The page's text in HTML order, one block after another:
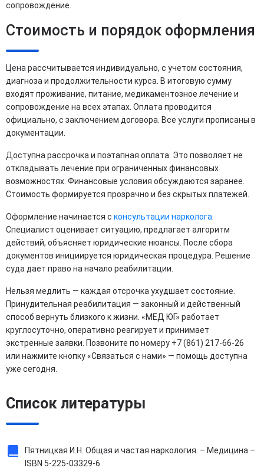
сопровождение.
Стоимость и порядок оформления
Цена рассчитывается индивидуально, с учетом состояния,
диагноза и продолжительности курса. В итоговую сумму
входят проживание, питание, медикаментозное лечение и
сопровождение на всех этапах. Оплата проводится
официально, с заключением договора. Все услуги прописаны в
документации.
Доступна рассрочка и поэтапная оплата. Это позволяет не
откладывать лечение при ограниченных финансовых
возможностях. Финансовые условия обсуждаются заранее.
Стоимость формируется прозрачно и без скрытых платежей.
Оформление начинается с консультации нарколога.
Специалист оценивает ситуацию, предлагает алгоритм
действий, объясняет юридические нюансы. После сбора
документов инициируется юридическая процедура. Решение
суда дает право на начало реабилитации.
Нельзя медлить — каждая отсрочка ухудшает состояние.
Принудительная реабилитация — законный и действенный
способ вернуть близкого к жизни. «МЕД ЮГ» работает
круглосуточно, оперативно реагирует и принимает
экстренные заявки. Позвоните по номеру +7 (861) 217-66-26
или нажмите кнопку «Связаться с нами» — помощь доступна
уже сегодня.
Список литературы
Пятницкая И.Н. Общая и частая наркология. – Медицина –
ISBN 5-225-03329-6